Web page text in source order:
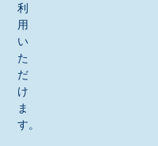
利
用
い
た
だ
け
ま
す。